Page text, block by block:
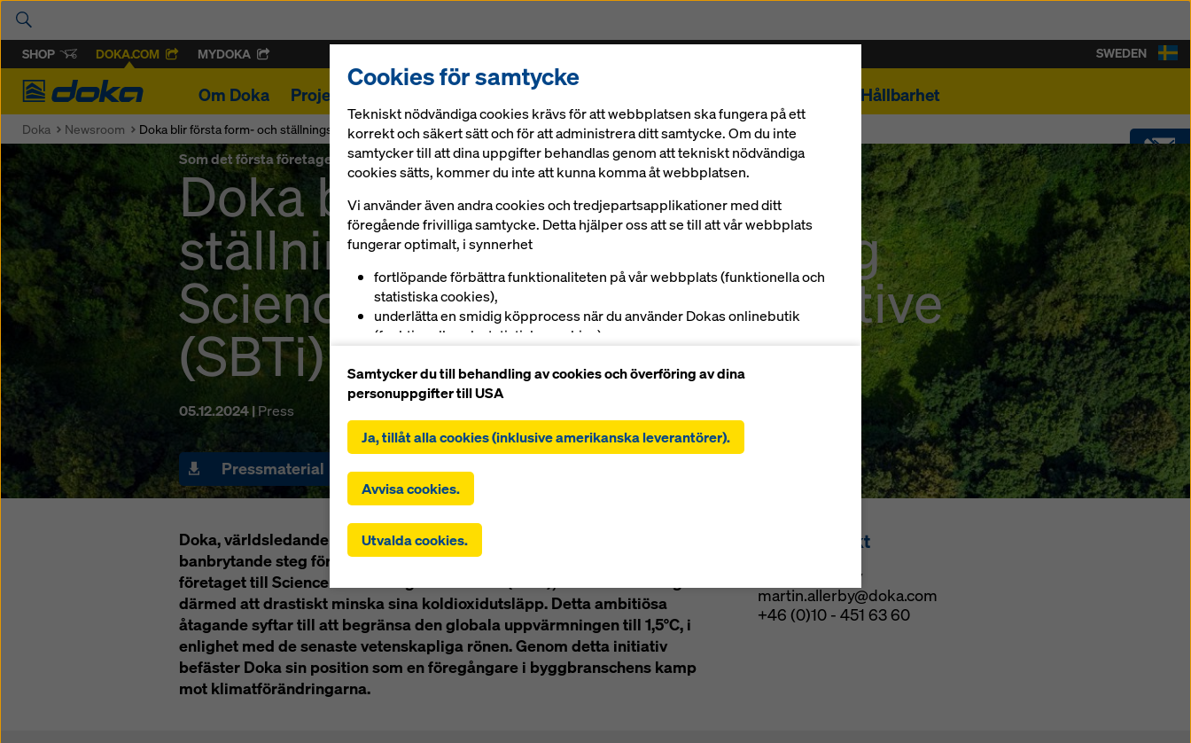
SHOP DOKA.COM MYDOKA
Doka
Om Doka Projekt Digitala lösningar Hållbarhet
KONTAKT
SOFTWARE
SHOP
SWEDEN
Doka Newsroom Doka blir första form- och ställningsföretaget att åta sig Science Based Targets Initiative (SBTi)
Som det första företaget inom form- och byggnadsställningar
Doka blir första form- och
ställningsföretaget att åta sig
Science Based Targets Initiative
(SBTi)
05.12.2024 |Press
Pressmaterial Bilder
Doka, världsledande inom form- och ställningslösningar, tar ett
banbrytande steg för klimatet. Som pionjär i branschen ansluter sig
företaget till Science Based Targets initiative (SBTi), och förbinder sig
därmed att drastiskt minska sina koldioxidutsläpp. Detta ambitiösa
åtagande syftar till att begränsa den globala uppvärmningen till 1,5°C, i
enlighet med de senaste vetenskapliga rönen. Genom detta initiativ
befäster Doka sin position som en föregångare i byggbranschens kamp
mot klimatförändringarna.
Presskontakt
Martin Allerby
martin.allerby@doka.com
+46 (0)10 - 451 63 60
Cookies för samtycke
Tekniskt nödvändiga cookies krävs för att webbplatsen ska fungera på ett
korrekt och säkert sätt och för att administrera ditt samtycke. Om du inte
samtycker till att dina uppgifter behandlas genom att tekniskt nödvändiga
cookies sätts, kommer du inte att kunna komma åt webbplatsen.
Vi använder även andra cookies och tredjepartsapplikationer med ditt
föregående frivilliga samtycke. Detta hjälper oss att se till att vår webbplats
fungerar optimalt, i synnerhet
fortlöpande förbättra funktionaliteten på vår webbplats (funktionella och
statistiska cookies),
underlätta en smidig köpprocess när du använder Dokas onlinebutik
(funktionella och statistiska cookies),
(marknadsföringscookies).
Genom att klicka på ”Tillåt alla cookies (inkl. amerikanska leverantörer)”
samtycker du till installation och användning av alla cookies. Genom att klicka
på ”Godkänn valda” samtycker du till de cookies som du har valt med
t.ex. USA. Om de inställningar du har valt även omfattar leverantörer som
överför uppgifter till tredje land där det inte finns något beslut om adekvat
skyddsnivå enligt artikel 45 i GDPR och inga lämpliga skyddsåtgärder enligt
artikel 46 i GDPR, omfattar ditt samtycke även detta. Det kan finnas en risk för
att dina uppgifter som överförs på detta sätt kan bli föremål för åtkomst av
att det inte finns några effektiva rättsmedel mot detta. Du kan avvisa alla
cookies som kräver samtycke genom att klicka på ”Avvisa” eller genom att
justera dinacookieinställningargenom att klicka på cookieinställningar längst
ner på denna webbplats och använda motsvarande kryssrutor. Du kan när som
helst återkalla ditt samtycke med framtida verkan och utan att ange något skäl
genom att klicka på
Samtycker du till behandling av cookies och överföring av dina
personuppgifter till USA
Ja, tillåt alla cookies (inklusive amerikanska leverantörer).
Avvisa cookies.
Utvalda cookies.